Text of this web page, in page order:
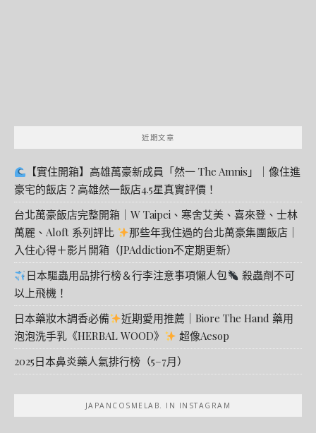
近期文章
【實住開箱】高雄萬豪新成員「然一 The Amnis」｜像住進
豪宅的飯店？高雄然一飯店4.5星真實評價！
台北萬豪飯店完整開箱｜W Taipei、寒舍艾美、喜來登、士林
萬麗、Aloft 系列評比
那些年我住過的台北萬豪集團飯店｜
入住心得＋影片開箱（JPAddiction不定期更新）
日本驅蟲用品排行榜＆行李注意事項懶人包
殺蟲劑不可
以上飛機！
日本藥妝木調香必備
近期愛用推薦｜Biore The Hand 藥用
泡泡洗手乳《HERBAL WOOD》
超像Aesop
2025日本鼻炎藥人氣排行榜（5–7月）
JAPANCOSMELAB. IN INSTAGRAM